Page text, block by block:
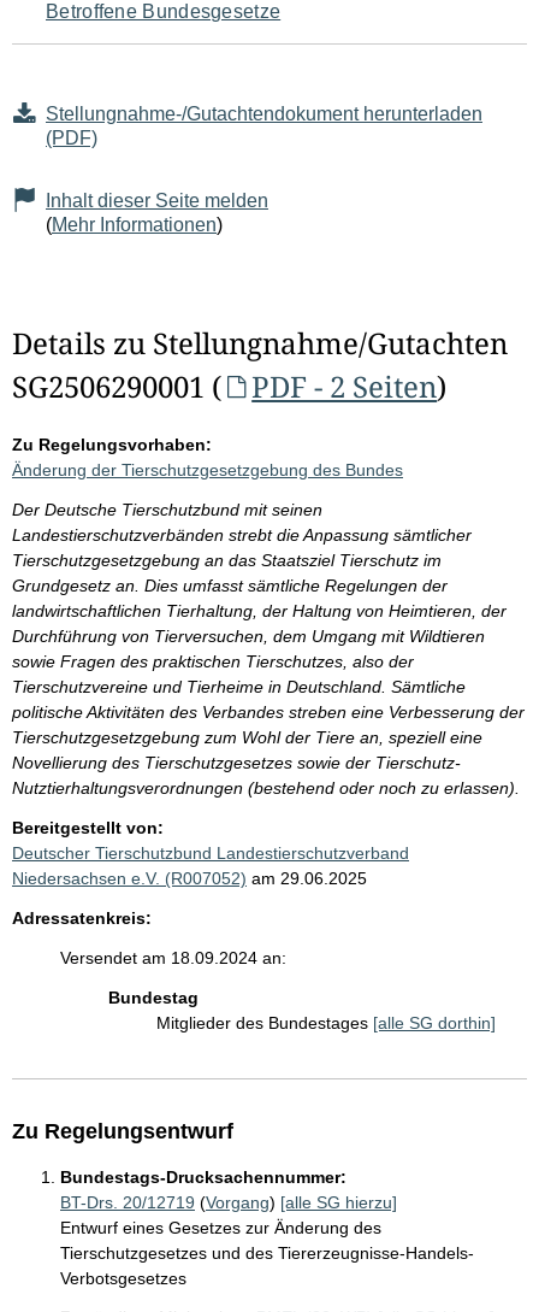
Betroffene Bundesgesetze
Stellungnahme-/Gutachtendokument herunterladen
(PDF)
Inhalt dieser Seite melden
(Mehr Informationen)
Details zu Stellungnahme/Gutachten
SG2506290001 (
PDF - 2 Seiten)
Zu Regelungsvorhaben:
Änderung der Tierschutzgesetzgebung des Bundes
Der Deutsche Tierschutzbund mit seinen
Landestierschutzverbänden strebt die Anpassung sämtlicher
Tierschutzgesetzgebung an das Staatsziel Tierschutz im
Grundgesetz an. Dies umfasst sämtliche Regelungen der
landwirtschaftlichen Tierhaltung, der Haltung von Heimtieren, der
Durchführung von Tierversuchen, dem Umgang mit Wildtieren
sowie Fragen des praktischen Tierschutzes, also der
Tierschutzvereine und Tierheime in Deutschland. Sämtliche
politische Aktivitäten des Verbandes streben eine Verbesserung der
Tierschutzgesetzgebung zum Wohl der Tiere an, speziell eine
Novellierung des Tierschutzgesetzes sowie der Tierschutz-
Nutztierhaltungsverordnungen (bestehend oder noch zu erlassen).
Bereitgestellt von:
Deutscher Tierschutzbund Landestierschutzverband
Niedersachsen e.V. (R007052) am 29.06.2025
Adressatenkreis:
Versendet am 18.09.2024 an:
Bundestag
Mitglieder des Bundestages [alle SG dorthin]
Zu Regelungsentwurf
Bundestags-Drucksachennummer:
BT-Drs. 20/12719 (Vorgang) [alle SG hierzu]
Entwurf eines Gesetzes zur Änderung des
Tierschutzgesetzes und des Tiererzeugnisse-Handels-
Verbotsgesetzes